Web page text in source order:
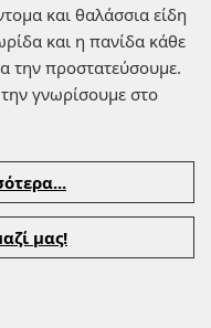
και θαλάσσια είδη
και η πανίδα κάθε
την προστατεύσουμε.
γνωρίσουμε στο
μας!